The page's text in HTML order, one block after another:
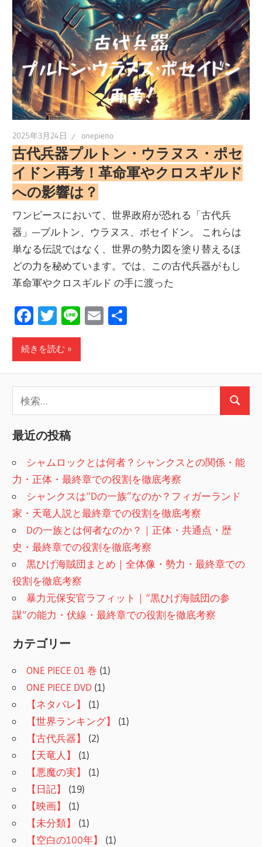
2025年3月24日 onepieno
古代兵器プルトン・ウラヌス・ポセ
イドン再考！革命軍やクロスギルド
への影響は？
ワンピースにおいて、世界政府が恐れる「古代兵
器」—プルトン、ウラヌス、ポセイドン。 これらは
単なる伝説ではなく、世界の勢力図を塗り替えるほ
どの力を秘めています。では、この古代兵器がもし
革命軍やクロスギルド の手に渡った
Facebook
Twitter
LineEmail
続きを読む
検
最近の投稿
シャムロックとは何者？シャンクスとの関係・能
力・正体・最終章での役割を徹底考察
シャンクスは“Dの一族”なのか？フィガーランド
家・天竜人説と最終章での役割を徹底考察
Dの一族とは何者なのか？｜正体・共通点・歴
史・最終章での役割を徹底考察
黒ひげ海賊団まとめ｜全体像・勢力・最終章での
役割を徹底考察
暴力元保安官ラフィット｜“黒ひげ海賊団の参
謀”の能力・伏線・最終章での役割を徹底考察
カテゴリー
ONE PIECE 01 巻 (1)
ONE PIECE DVD (1)
【ネタバレ】
(1)
【世界ランキング】
(1)
【古代兵器】
(2)
【天竜人】
(1)
【悪魔の実】
(1)
【日記】
(19)
【映画】
(1)
【未分類】
(1)
【空白の100年】
(1)